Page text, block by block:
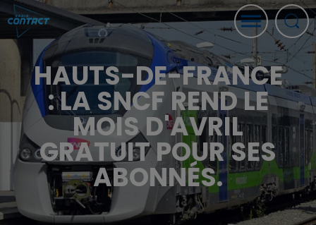
HAUTS-DE-FRANCE
: LA SNCF REND LE
MOIS D'AVRIL
GRATUIT POUR SES
ABONNÉS.